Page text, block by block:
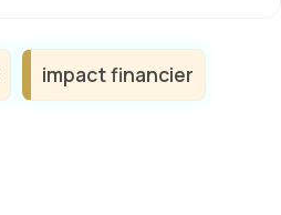
impact financier